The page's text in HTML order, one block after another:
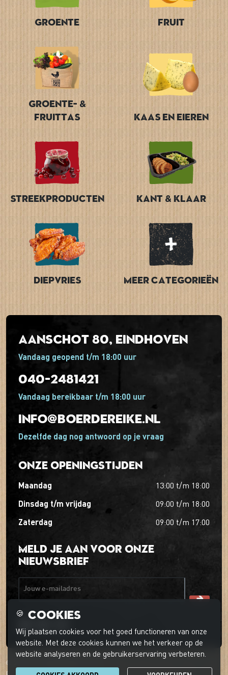
Groente Fruit
Groente- &
Fruittas
Kaas en Eieren
Streekproducten Kant & Klaar
Diepvries Meer categorieën
Aanschot 80, Eindhoven
Vandaag geopend t/m 18:00 uur
040-2481421
Vandaag bereikbaar t/m 18:00 uur
info@boerdereike.nl
Dezelfde dag nog antwoord op je vraag
Onze openingstijden
maandag 13:00 t/m 18:00
dinsdag t/m vrijdag 09:00 t/m 18:00
zaterdag 09:00 t/m 17:00
Meld je aan voor onze
nieuwsbrief
© 2026 't Boerder-ei-ke
🍪 Cookies
Wij plaatsen cookies voor het goed functioneren van onze
website. Met deze cookies kunnen we het verkeer op de
website analyseren en de gebruikerservaring verbeteren.